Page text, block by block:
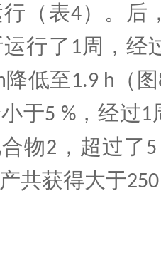
（表4）。后
行了 1周，经
降低至1.9 h （图
于5 %，经过1
物2 ，超过了
共获得大于